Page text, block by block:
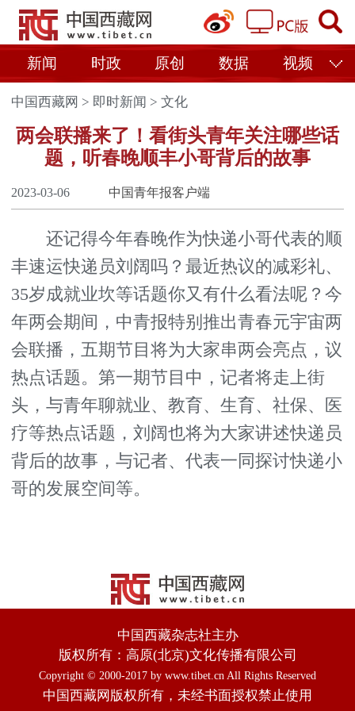
新闻 时政 原创 数据 视频
中国西藏网 > 即时新闻 >文化
两会联播来了！看街头青年关注哪些话
题，听春晚顺丰小哥背后的故事
2023-03-06 中国青年报客户端
还记得今年春晚作为快递小哥代表的顺
丰速运快递员刘阔吗？最近热议的减彩礼、
35岁成就业坎等话题你又有什么看法呢？今
年两会期间，中青报特别推出青春元宇宙两
会联播，五期节目将为大家串两会亮点，议
热点话题。第一期节目中，记者将走上街
头，与青年聊就业、教育、生育、社保、医
疗等热点话题，刘阔也将为大家讲述快递员
背后的故事，与记者、代表一同探讨快递小
哥的发展空间等。
中国西藏杂志社主办
版权所有：高原(北京)文化传播有限公司
Copyright © 2000-2017 by www.tibet.cn All Rights Reserved
中国西藏网版权所有，未经书面授权禁止使用